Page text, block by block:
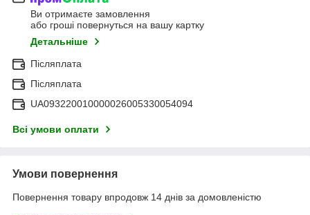
Ви отримаєте замовлення
або гроші повернуться на вашу картку
Детальніше
Післяплата
Післяплата
UA093220010000026005330054094
Всі умови оплати
Умови повернення
Повернення товару впродовж 14 днів за домовленістю